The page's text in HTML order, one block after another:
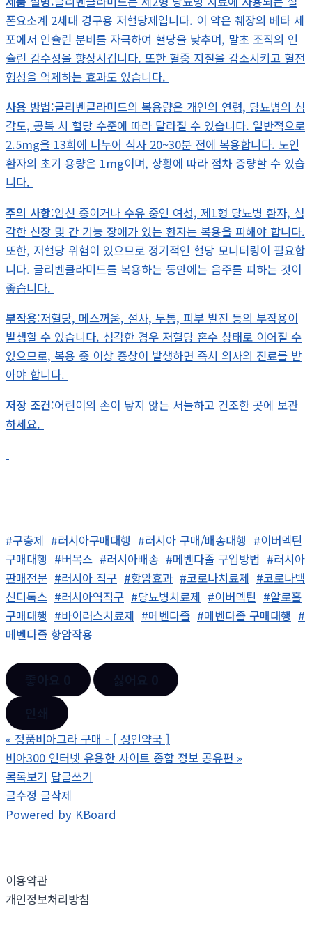
폰요소계 2세대 경구용 저혈당제입니다. 이 약은 췌장의 베타 세
포에서 인슐린 분비를 자극하여 혈당을 낮추며, 말초 조직의 인
슐린 감수성을 향상시킵니다. 또한 혈중 지질을 감소시키고 혈전
형성을 억제하는 효과도 있습니다.
사용 방법:글리벤클라미드의 복용량은 개인의 연령, 당뇨병의 심
각도, 공복 시 혈당 수준에 따라 달라질 수 있습니다. 일반적으로
2.5mg을 13회에 나누어 식사 20~30분 전에 복용합니다. 노인
환자의 초기 용량은 1mg이며, 상황에 따라 점차 증량할 수 있습
니다.
주의 사항:임신 중이거나 수유 중인 여성, 제1형 당뇨병 환자, 심
각한 신장 및 간 기능 장애가 있는 환자는 복용을 피해야 합니다.
또한, 저혈당 위험이 있으므로 정기적인 혈당 모니터링이 필요합
니다. 글리벤클라미드를 복용하는 동안에는 음주를 피하는 것이
좋습니다.
부작용:저혈당, 메스꺼움, 설사, 두통, 피부 발진 등의 부작용이
발생할 수 있습니다. 심각한 경우 저혈당 혼수 상태로 이어질 수
있으므로, 복용 중 이상 증상이 발생하면 즉시 의사의 진료를 받
아야 합니다.
저장 조건:어린이의 손이 닿지 않는 서늘하고 건조한 곳에 보관
하세요.
#구충제 #러시아구매대행 #러시아 구매/배송대행 #이버멕틴
구매대행 #버목스 #러시아배송 #메벤다졸 구입방법 #러시아
판매전문 #러시아 직구 #항암효과 #코로나치료제 #코로나백
신디톡스 #러시아역직구 #당뇨병치료제 #이버멕틴 #알로홀
구매대행 #바이러스치료제 #메벤다졸 #메벤다졸 구매대행 #
메벤다졸 항암작용
« 정품비아그라 구매 - [ 성인약국 ]
비아300 인터넷 유용한 사이트 종합 정보 공유편 »
목록보기 답글쓰기
글수정 글삭제
Powered by KBoard
이용약관
개인정보처리방침